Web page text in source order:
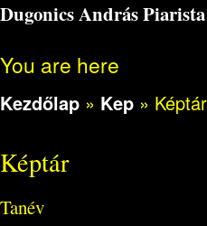
Dugonics András
You are here
Kezdőlap » Kep » Képtár
Képtár
Tanév